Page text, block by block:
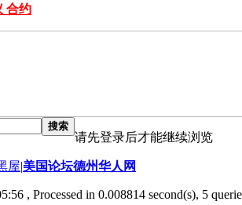
合约
搜索
请先登录后才能继续浏览
屋|美国论坛德州华人网
, Processed in 0.008814 second(s), 5